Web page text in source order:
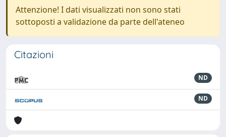
Attenzione! I dati visualizzati non sono stati
sottoposti a validazione da parte dell'ateneo
Citazioni
ND
ND